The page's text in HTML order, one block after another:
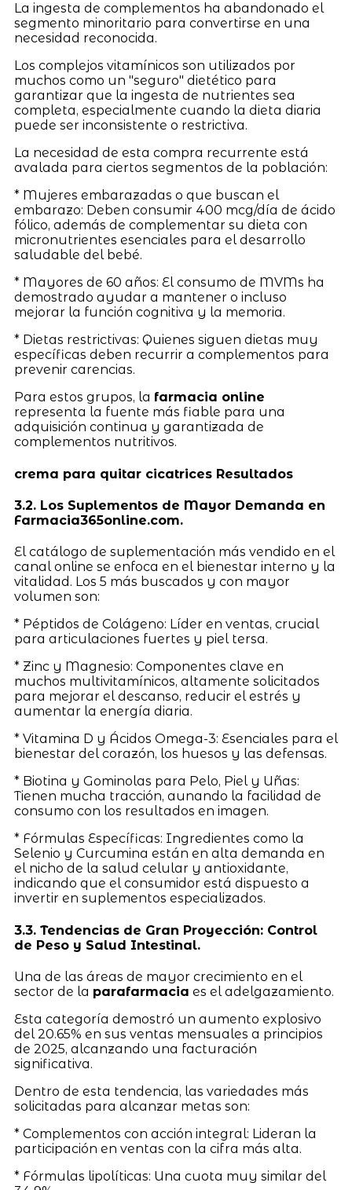
La ingesta de complementos ha abandonado el
segmento minoritario para convertirse en una
necesidad reconocida.
Los complejos vitamínicos son utilizados por
muchos como un "seguro" dietético para
garantizar que la ingesta de nutrientes sea
completa, especialmente cuando la dieta diaria
puede ser inconsistente o restrictiva.
La necesidad de esta compra recurrente está
avalada para ciertos segmentos de la población:
* Mujeres embarazadas o que buscan el
embarazo: Deben consumir 400 mcg/día de ácido
fólico, además de complementar su dieta con
micronutrientes esenciales para el desarrollo
saludable del bebé.
* Mayores de 60 años: El consumo de MVMs ha
demostrado ayudar a mantener o incluso
mejorar la función cognitiva y la memoria.
* Dietas restrictivas: Quienes siguen dietas muy
específicas deben recurrir a complementos para
prevenir carencias.
Para estos grupos, la farmacia online
representa la fuente más fiable para una
adquisición continua y garantizada de
complementos nutritivos.
crema para quitar cicatrices Resultados
3.2. Los Suplementos de Mayor Demanda en
Farmacia365online.com.
El catálogo de suplementación más vendido en el
canal online se enfoca en el bienestar interno y la
vitalidad. Los 5 más buscados y con mayor
volumen son:
* Péptidos de Colágeno: Líder en ventas, crucial
para articulaciones fuertes y piel tersa.
* Zinc y Magnesio: Componentes clave en
muchos multivitamínicos, altamente solicitados
para mejorar el descanso, reducir el estrés y
aumentar la energía diaria.
* Vitamina D y Ácidos Omega-3: Esenciales para el
bienestar del corazón, los huesos y las defensas.
* Biotina y Gominolas para Pelo, Piel y Uñas:
Tienen mucha tracción, aunando la facilidad de
consumo con los resultados en imagen.
* Fórmulas Específicas: Ingredientes como la
Selenio y Curcumina están en alta demanda en
el nicho de la salud celular y antioxidante,
indicando que el consumidor está dispuesto a
invertir en suplementos especializados.
3.3. Tendencias de Gran Proyección: Control
de Peso y Salud Intestinal.
Una de las áreas de mayor crecimiento en el
sector de la parafarmacia es el adelgazamiento.
Esta categoría demostró un aumento explosivo
del 20.65% en sus ventas mensuales a principios
de 2025, alcanzando una facturación
significativa.
Dentro de esta tendencia, las variedades más
solicitadas para alcanzar metas son:
* Complementos con acción integral: Lideran la
participación en ventas con la cifra más alta.
* Fórmulas lipolíticas: Una cuota muy similar del